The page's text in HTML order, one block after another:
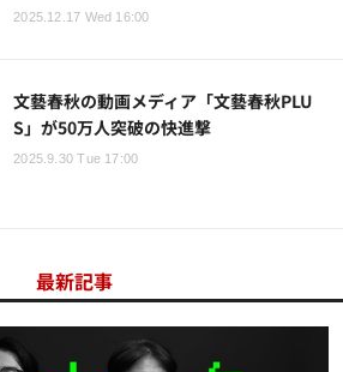
2025.12.17 Wed 16:00
文藝春秋の動画メディア「文藝春秋PLU
S」が50万人突破の快進撃
2025.9.30 Tue 17:00
最新記事